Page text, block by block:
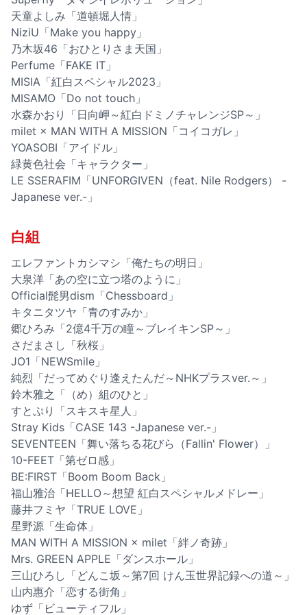
天童よしみ「道頓堀人情」
NiziU「Make you happy」
乃木坂46「おひとりさま天国」
Perfume「FAKE IT」
MISIA「紅白スペシャル2023」
MISAMO「Do not touch」
水森かおり「日向岬～紅白ドミノチャレンジSP～」
milet × MAN WITH A MISSION「コイコガレ」
YOASOBI「アイドル」
緑黄色社会「キャラクター」
LE SSERAFIM「UNFORGIVEN（feat. Nile Rodgers） -
Japanese ver.-」
白組
エレファントカシマシ「俺たちの明日」
大泉洋「あの空に立つ塔のように」
Official髭男dism「Chessboard」
キタニタツヤ「青のすみか」
郷ひろみ「2億4千万の瞳～ブレイキンSP～」
さだまさし「秋桜」
JO1「NEWSmile」
純烈「だってめぐり逢えたんだ～NHKプラスver.～」
鈴木雅之「（め）組のひと」
すとぷり「スキスキ星人」
Stray Kids「CASE 143 -Japanese ver.-」
SEVENTEEN「舞い落ちる花びら（Fallin' Flower）」
10-FEET「第ゼロ感」
BE:FIRST「Boom Boom Back」
福山雅治「HELLO～想望 紅白スペシャルメドレー」
藤井フミヤ「TRUE LOVE」
星野源「生命体」
MAN WITH A MISSION × milet「絆ノ奇跡」
Mrs. GREEN APPLE「ダンスホール」
三山ひろし「どんこ坂～第7回 けん玉世界記録への道～」
山内惠介「恋する街角」
ゆず「ビューティフル」